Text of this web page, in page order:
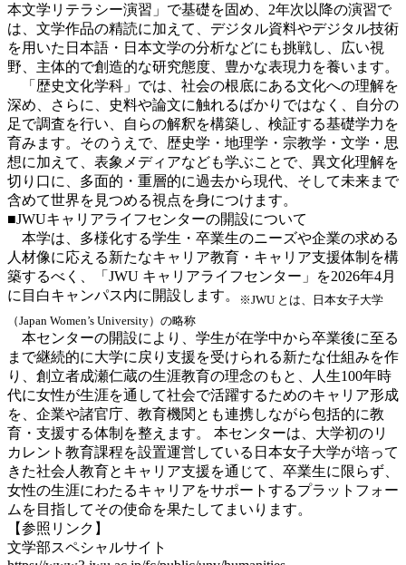
本文学リテラシー演習」で基礎を固め、2年次以降の演習で
は、文学作品の精読に加えて、デジタル資料やデジタル技術
を用いた日本語・日本文学の分析などにも挑戦し、広い視
野、主体的で創造的な研究態度、豊かな表現力を養います。
「歴史文化学科」では、社会の根底にある文化への理解を
深め、さらに、史料や論文に触れるばかりではなく、自分の
足で調査を行い、自らの解釈を構築し、検証する基礎学力を
育みます。そのうえで、歴史学・地理学・宗教学・文学・思
想に加えて、表象メディアなども学ぶことで、異文化理解を
切り口に、多面的・重層的に過去から現代、そして未来まで
含めて世界を見つめる視点を身につけます。
■JWUキャリアライフセンターの開設について
本学は、多様化する学生・卒業生のニーズや企業の求める
人材像に応える新たなキャリア教育・キャリア支援体制を構
築するべく、「JWU キャリアライフセンター」を2026年4月
に目白キャンパス内に開設します。
※JWU とは、日本女子大学
（Japan Women’s University）の略称
本センターの開設により、学生が在学中から卒業後に至る
まで継続的に大学に戻り支援を受けられる新たな仕組みを作
り、創立者成瀬仁蔵の生涯教育の理念のもと、人生100年時
代に女性が生涯を通して社会で活躍するためのキャリア形成
を、企業や諸官庁、教育機関とも連携しながら包括的に教
育・支援する体制を整えます。 本センターは、大学初のリ
カレント教育課程を設置運営している日本女子大学が培って
きた社会人教育とキャリア支援を通じて、卒業生に限らず、
女性の生涯にわたるキャリアをサポートするプラットフォー
ムを目指してその使命を果たしてまいります。
【参照リンク】
文学部スペシャルサイト